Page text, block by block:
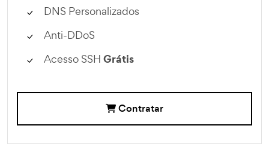
DNS Personalizados
Anti-DDoS
Acesso SSH Grátis
Contratar